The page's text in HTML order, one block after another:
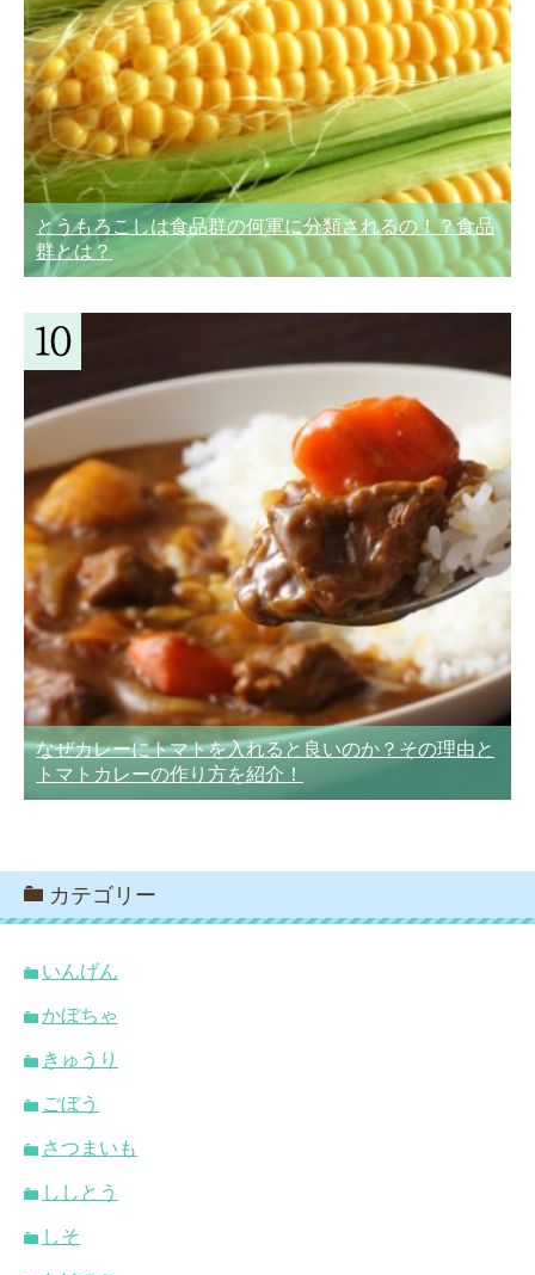
とうもろこしは食品群の何軍に分類されるの！？食品
群とは？
なぜカレーにトマトを入れると良いのか？その理由と
トマトカレーの作り方を紹介！
カテゴリー
いんげん
かぼちゃ
きゅうり
ごぼう
さつまいも
ししとう
しそ